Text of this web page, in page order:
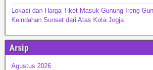
Lokasi dan Harga Tiket Masuk Gunung Ireng
Keindahan Sunset dari Atas Kota Jogja
Arsip
Agustus 2026